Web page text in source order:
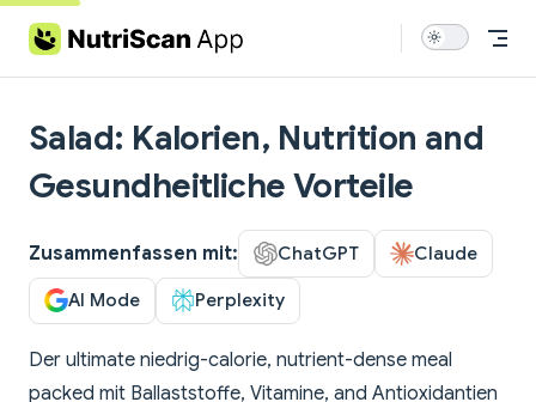
Skip to content
Salad: Kalorien, Nutrition and
Gesundheitliche Vorteile
Zusammenfassen mit: ChatGPT Claude
AI Mode Perplexity
Der ultimate niedrig-calorie, nutrient-dense meal
packed mit Ballaststoffe, Vitamine, and Antioxidantien